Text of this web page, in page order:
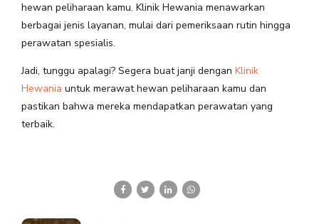
hewan peliharaan kamu. Klinik Hewania menawarkan
berbagai jenis layanan, mulai dari pemeriksaan rutin hingga
perawatan spesialis.
Jadi, tunggu apalagi? Segera buat janji dengan Klinik
Hewania untuk merawat hewan peliharaan kamu dan
pastikan bahwa mereka mendapatkan perawatan yang
terbaik.